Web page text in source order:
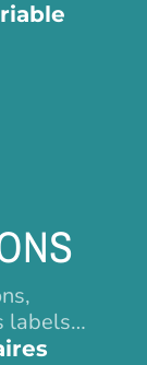
labels…